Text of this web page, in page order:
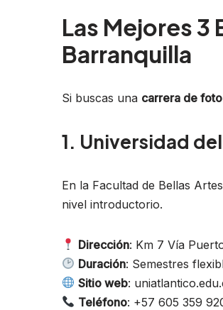
Las Mejores 3
Barranquilla
Si buscas una carrera de
1. Universidad
En la Facultad de Bellas
nivel introductorio.
Dirección: Km 7 Vía
Duración: Semestres
Sitio web:
Teléfono: +57 605 359